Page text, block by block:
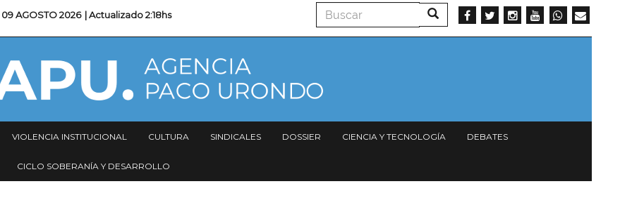
09 AGOSTO 2026 | Actualizado2:18hs Buscar Buscar
VIOLENCIA INSTITUCIONAL CULTURA SINDICALES DOSSIER CIENCIA Y TECNOLOGÍA DEBATES
CICLO SOBERANÍA Y DESARROLLO